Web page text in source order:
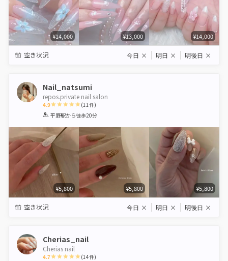
¥14,000 ¥13,000 ¥14,000
空き状況 今日 × 明日 × 明後日 ×
Nail_natsumi
repos.private nail salon
4.9
1 2 3 4 5
(11件)
平野駅から徒歩20分
¥5,800 ¥5,800 ¥5,800
空き状況 今日 × 明日 × 明後日 ×
Cherias_nail
Cherias nail
4.7 (14件)